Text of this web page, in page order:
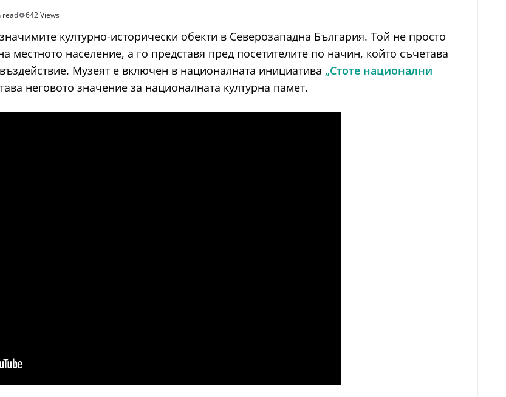
read 642 Views
културно-исторически обекти в Северозападна България. Той не просто
местното население, а го представя пред посетителите по начин, който съчетава
Музеят е включен в националната инициатива „Стоте национални
неговото значение за националната културна памет.